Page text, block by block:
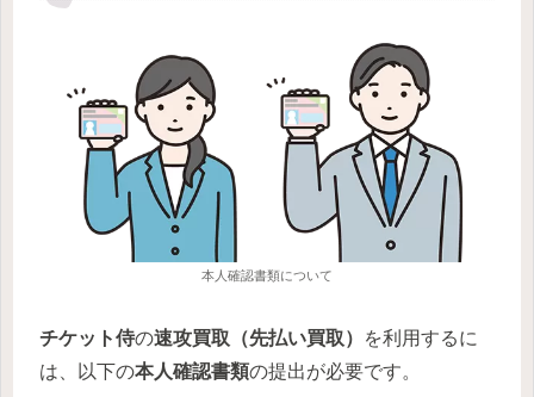
本人確認書類について
チケット侍の速攻買取（先払い買取）
を利用するに
は、以下の本人確認書類の提出が必要です。